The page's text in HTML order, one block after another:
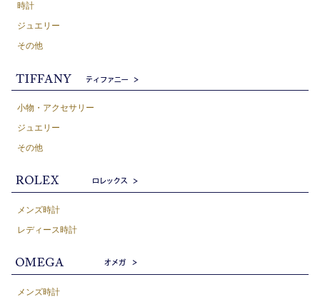
時計
ジュエリー
その他
小物・アクセサリー
ジュエリー
その他
メンズ時計
レディース時計
メンズ時計